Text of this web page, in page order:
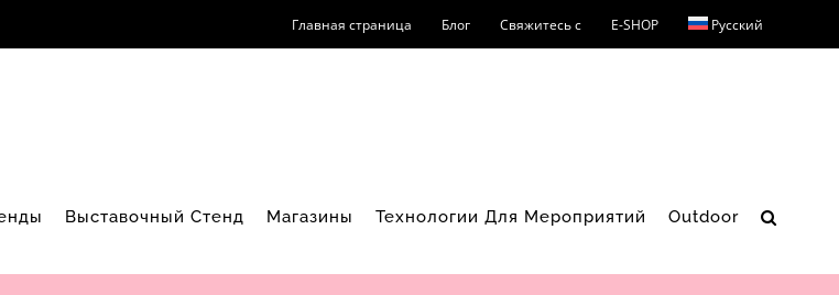
Главная страница Блог Свяжитесь с E-SHOP Русский
Выставочный Стенд Магазины Технологии Для Мероприятий Outdoor